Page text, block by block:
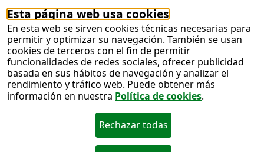
Esta página web usa cookies
En esta web se sirven cookies técnicas necesarias para
permitir y optimizar su navegación. También se usan
cookies de terceros con el fin de permitir
funcionalidades de redes sociales, ofrecer publicidad
basada en sus hábitos de navegación y analizar el
rendimiento y tráfico web. Puede obtener más
información en nuestra Política de cookies.